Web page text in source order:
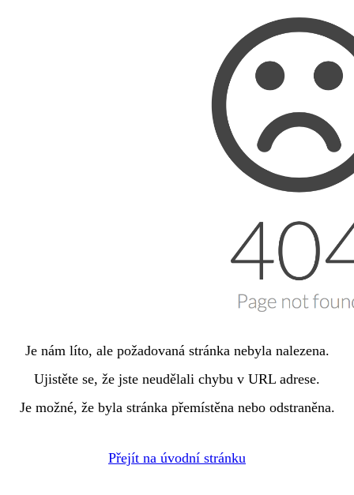
Je nám líto, ale požadovaná stránka nebyla nalezena.
Ujistěte se, že jste neudělali chybu v URL adrese.
Je možné, že byla stránka přemístěna nebo odstraněna.
Přejít na úvodní stránku